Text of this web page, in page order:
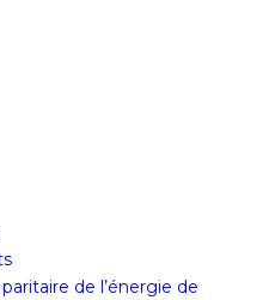
de l’énergie de